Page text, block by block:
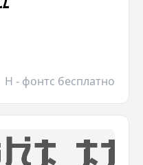
H - фонтс бесплатно